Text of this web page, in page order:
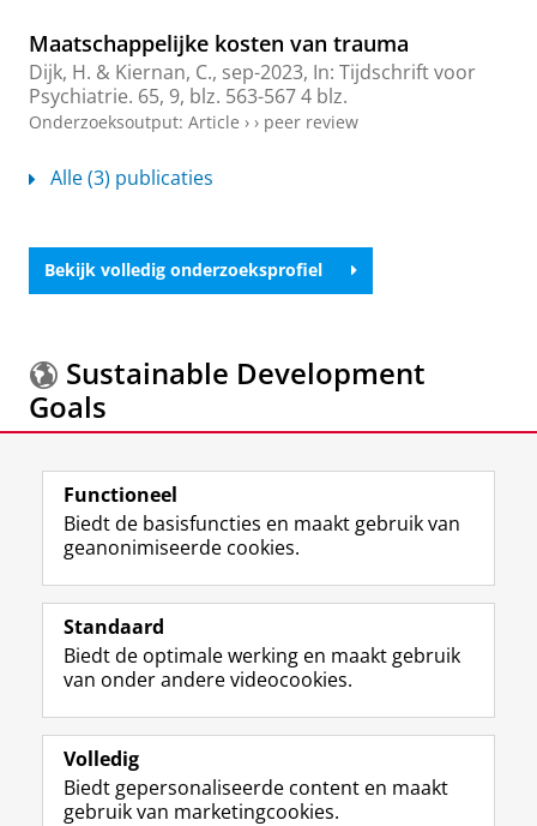
Maatschappelijke kosten van trauma
Dijk, H. & Kiernan, C., sep-2023, In: Tijdschrift voor
Psychiatrie. 65, 9, blz. 563-5674 blz.
Onderzoeksoutput: Article › › peer review
Alle (3) publicaties
Bekijk volledig onderzoeksprofiel
Sustainable Development
Goals
Meer informatie over deSustainable Development
Goals.
Volg de RUG
F
a
e
b
o
p
a
L
i
k
e
I
-
p
R
S
-
f
e
R
I
n
t
r
m
Y
o
T
e
k
Studiekiezers
Alumni
Over ons
Functioneel
Biedt de basisfuncties en maakt gebruik van
geanonimiseerde cookies.
Standaard
Biedt de optimale werking en maakt gebruik
van onder andere videocookies.
Volledig
Biedt gepersonaliseerde content en maakt
gebruik van marketingcookies.